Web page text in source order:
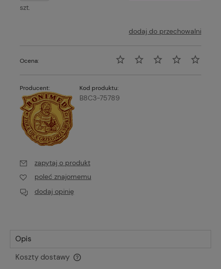
szt.
dodaj do przechowalni
Ocena:
Producent: Kod produktu:
B8C3-75789
zapytaj o produkt
poleć znajomemu
dodaj opinię
Opis
Koszty dostawy
Cena nie zawiera ewentualnych kosztów płatności